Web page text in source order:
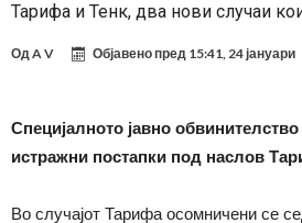
Тарифа и Тенк, два нови случаи
ОдA V Објавено пред 15:41, 24 јануари
Специјалното јавно
истражни постапки под наслов
Во случајот Тарифа осомничени се